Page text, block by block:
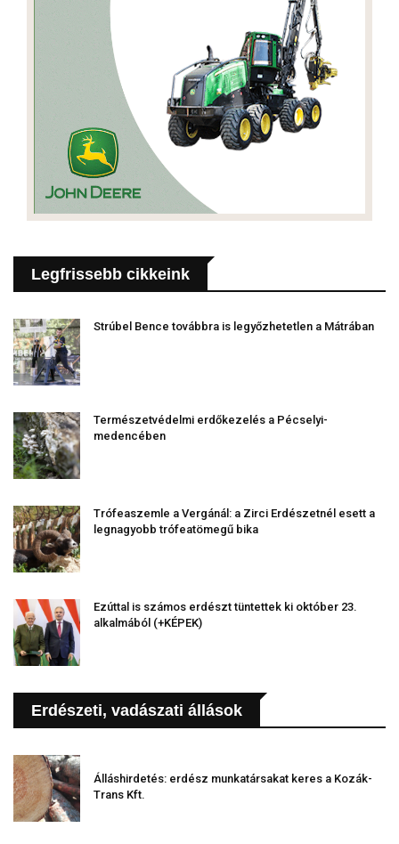
Legfrissebb cikkeink
Strúbel Bence továbbra is legyőzhetetlen a Mátrában
Természetvédelmi erdőkezelés a Pécselyi-
medencében
Trófeaszemle a Vergánál: a Zirci Erdészetnél esett a
legnagyobb trófeatömegű bika
Ezúttal is számos erdészt tüntettek ki október 23.
alkalmából (+KÉPEK)
Erdészeti, vadászati állások
Álláshirdetés: erdész munkatársakat keres a Kozák-
Trans Kft.